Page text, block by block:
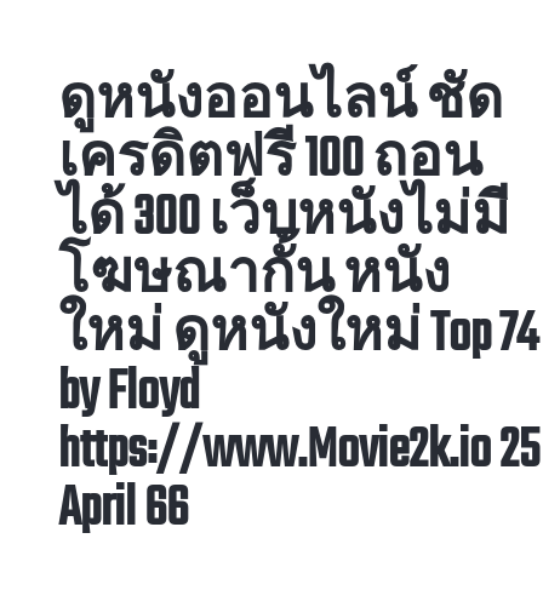
ดูหนังออนไลน์ ชัด
เครดิตฟรี 100 ถอน
ได้ 300 เว็บหนังไม่มี
โฆษณากั้น หนัง
ใหม่ ดูหนังใหม่ Top 74
by Floyd
https://www.Movie2k.io 25
April 66